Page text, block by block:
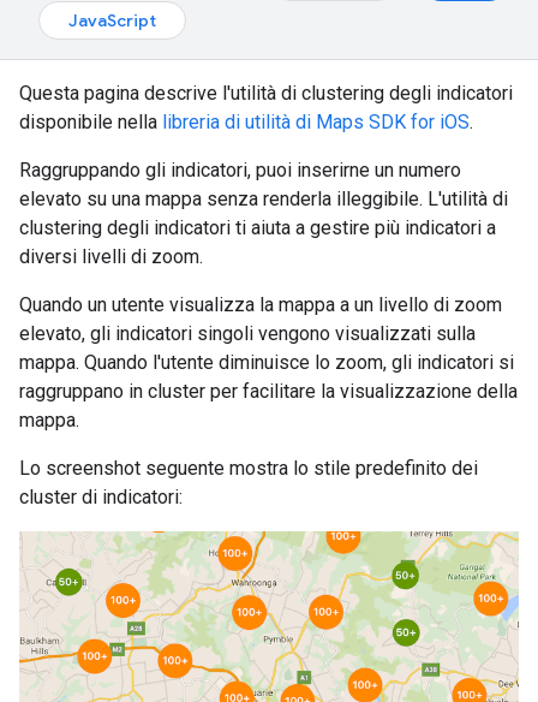
JavaScript
Questa pagina descrive l'utilità di clustering degli indicatori
disponibile nella libreria di utilità di Maps SDK for iOS.
Raggruppando gli indicatori, puoi inserirne un numero
elevato su una mappa senza renderla illeggibile. L'utilità di
clustering degli indicatori ti aiuta a gestire più indicatori a
diversi livelli di zoom.
Quando un utente visualizza la mappa a un livello di zoom
elevato, gli indicatori singoli vengono visualizzati sulla
mappa. Quando l'utente diminuisce lo zoom, gli indicatori si
raggruppano in cluster per facilitare la visualizzazione della
mappa.
Lo screenshot seguente mostra lo stile predefinito dei
cluster di indicatori: